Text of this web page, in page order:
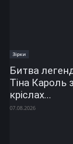
Зірки
Битва
Тіна Кароль
кріслах...
07.08.2026